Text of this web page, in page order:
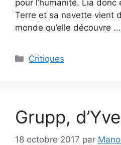
pour l’humanité. Lia
Terre et sa navette vient
monde qu’elle découvre …
Critiques
Grupp,
18 octobre 2017 par